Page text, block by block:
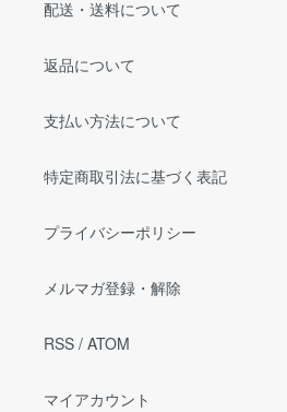
配送・送料について
返品について
支払い方法について
特定商取引法に基づく表記
プライバシーポリシー
メルマガ登録・解除
RSS / ATOM
マイアカウント